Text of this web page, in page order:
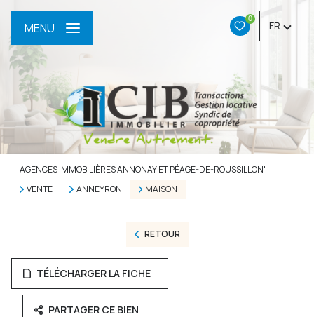
0
FR
MENU
AGENCES IMMOBILIÈRES ANNONAY ET PÉAGE-DE-ROUSSILLON"
VENTE
ANNEYRON MAISON
RETOUR
TÉLÉCHARGER LA FICHE
PARTAGER CE BIEN